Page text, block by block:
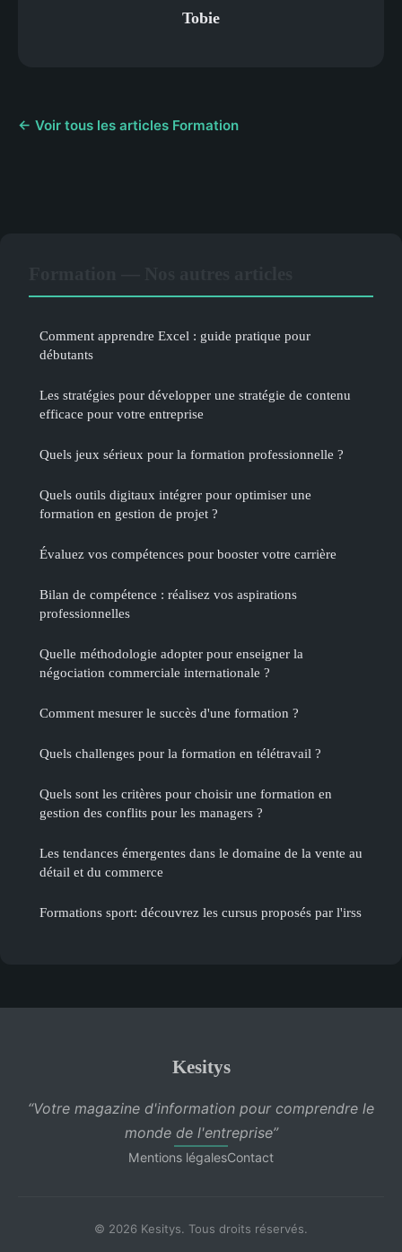
Tobie
← Voir tous les articles Formation
Comment apprendre Excel : guide pratique pour
débutants
Les stratégies pour développer une stratégie de contenu
efficace pour votre entreprise
Quels jeux sérieux pour la formation professionnelle ?
Quels outils digitaux intégrer pour optimiser une
formation en gestion de projet ?
Évaluez vos compétences pour booster votre carrière
Bilan de compétence : réalisez vos aspirations
professionnelles
Quelle méthodologie adopter pour enseigner la
négociation commerciale internationale ?
Comment mesurer le succès d'une formation ?
Quels challenges pour la formation en télétravail ?
Quels sont les critères pour choisir une formation en
gestion des conflits pour les managers ?
Les tendances émergentes dans le domaine de la vente au
détail et du commerce
Formations sport: découvrez les cursus proposés par l'irss
Kesitys
“Votre magazine d'information pour comprendre le
monde de l'entreprise”
Mentions légalesContact
© 2026 Kesitys. Tous droits réservés.